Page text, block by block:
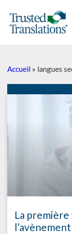
Accueil » langues
La
l’avènement